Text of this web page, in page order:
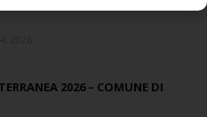
2026 – COMUNE DI